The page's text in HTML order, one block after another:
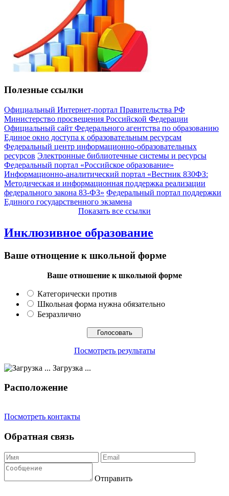
Полезные ссылки
Официальный Интернет-портал Правительства РФ
Министерство просвещения Российской Федерации
Официальный сайт Федерального агентства по образованию
Единое окно доступа к образовательным ресурсам
Федеральный центр информационно-образовательных
ресурсов Электронные библиотечные системы и ресурсы
Федеральный портал «Российское образование»
Информационно-аналитический портал «Вестник 830ФЗ:
Методическая и информационная поддержка реализации
федерального закона 83-ФЗ» Федеральный портал поддержки
Единого государственного экзамена
Показать все ссылки
Инклюзивное образование
Ваше отнощение к школьной форме
Ваше отношение к школьной форме
Категорически против
Школьная форма нужна обязательно
Безразлично
Посмотреть результаты
Загрузка ...
Расположение
Посмотреть контакты
Обратная связь
Отправить